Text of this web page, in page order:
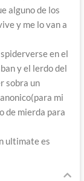
alguno de los
y me lo van a
en el
y el lerdo del
sobra un
mi
de mierda para
ultimate es